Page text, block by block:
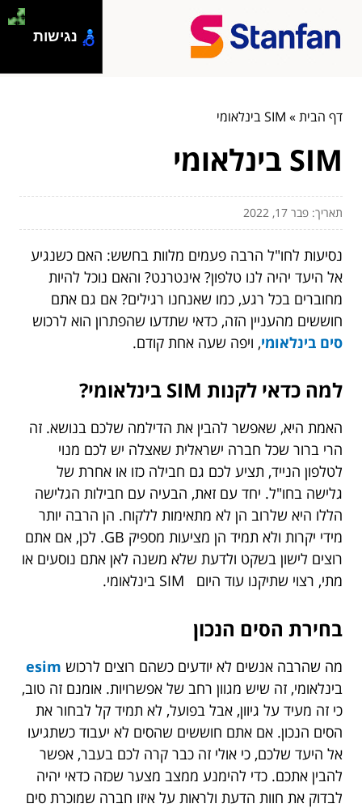
דף הבית» SIM בינלאומי
SIM בינלאומי
תאריך: פבר 17, 2022
נסיעות לחו"ל הרבה פעמים מלוות בחשש: האם כשנגיע
אל היעד יהיה לנו טלפון? אינטרנט? והאם נוכל להיות
מחוברים בכל רגע, כמו שאנחנו רגילים? אם גם אתם
חוששים מהעניין הזה, כדאי שתדעו שהפתרון הוא לרכוש
סים בינלאומי, ויפה שעה אחת קודם.
למה כדאי לקנות SIM בינלאומי?
האמת היא, שאפשר להבין את הדילמה שלכם בנושא. זה
הרי ברור שכל חברה ישראלית שאצלה יש לכם מנוי
לטלפון הנייד, תציע לכם גם חבילה כזו או אחרת של
גלישה בחו"ל. יחד עם זאת, הבעיה עם חבילות הגלישה
הללו היא שלרוב הן לא מתאימות ללקוח. הן הרבה יותר
מידי יקרות ולא תמיד הן מציעות מספיק GB. לכן, אם אתם
רוצים לישון בשקט ולדעת שלא משנה לאן אתם נוסעים או
מתי, רצוי שתיקנו עוד היום SIM בינלאומי.
בחירת הסים הנכון
מה שהרבה אנשים לא יודעים כשהם רוצים לרכוש esim
בינלאומי, זה שיש מגוון רחב של אפשרויות. אומנם זה טוב,
כי זה מעיד על גיוון, אבל בפועל, לא תמיד קל לבחור את
הסים הנכון. אם אתם חוששים שהסים לא יעבוד כשתגיעו
אל היעד שלכם, כי אולי זה כבר קרה לכם בעבר, אפשר
להבין אתכם. כדי להימנע ממצב מצער שכזה כדאי יהיה
לבדוק את חוות הדעת ולראות על איזו חברה שמוכרת סים
נגישות